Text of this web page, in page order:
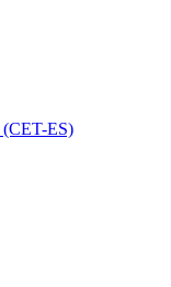
(CET-ES)